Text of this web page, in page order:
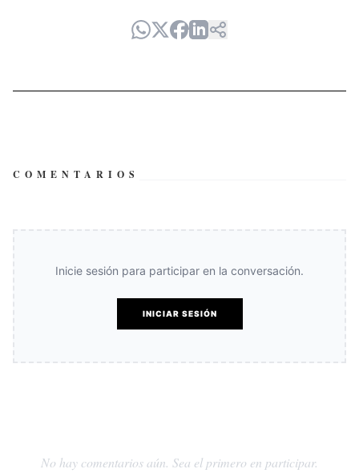
COMENTARIOS
Inicie sesión para participar en la conversación.
INICIAR SESIÓN
No hay comentarios aún. Sea el primero en participar.